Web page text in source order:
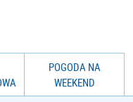
POGODA NA
WEEKEND